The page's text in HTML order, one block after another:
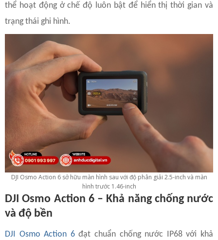
thể hoạt động ở chế độ luôn bật để hiển thị thời gian và
trạng thái ghi hình.
DJI Osmo Action 6 sở hữu màn hình sau với độ phân giải 2.5-inch và màn
hình trước 1.46-inch
DJI Osmo Action 6 – Khả năng chống nước
và độ bền
DJI Osmo Action 6đạt chuẩn chống nước IP68 với khả